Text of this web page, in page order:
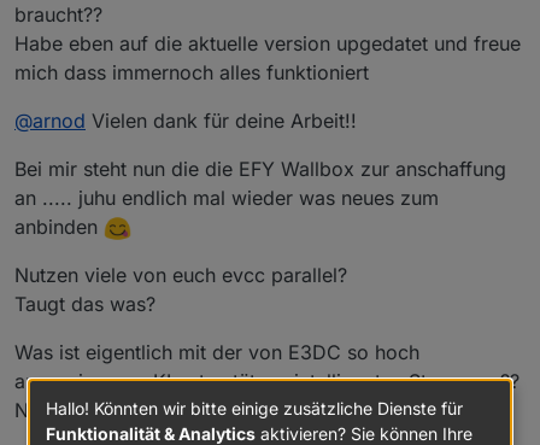
braucht??
Habe eben auf die aktuelle version upgedatet und freue
mich dass immernoch alles funktioniert
@arnod Vielen dank für deine Arbeit!!
Bei mir steht nun die die EFY Wallbox zur anschaffung
an ..... juhu endlich mal wieder was neues zum
anbinden
Nutzen viele von euch evcc parallel?
Taugt das was?
Was ist eigentlich mit der von E3DC so hoch
angepriesenen KI unterstützen intelligenten Steuerung??
Nutzt das jemand von euch?
Hallo! Könnten wir bitte einige zusätzliche Dienste für
Funktionalität & Analytics aktivieren? Sie können Ihre